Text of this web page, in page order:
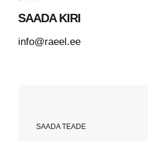
SAADA KIRI
info@raeel.ee
SAADA TEADE